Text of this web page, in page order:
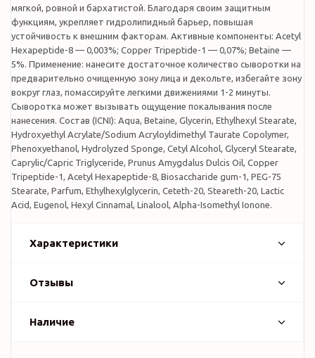
мягкой, ровной и бархатистой. Благодаря своим защитным
функциям, укрепляет гидролипидный барьер, повышая
устойчивость к внешним факторам. Активные компоненты: Acetyl
Hexapeptide-8 — 0,003%; Copper Tripeptide-1 — 0,07%; Betaine —
5%. Применение: нанесите достаточное количество сыворотки на
предварительно очищенную зону лица и декольте, избегайте зону
вокруг глаз, помассируйте легкими движениями 1-2 минуты.
Сыворотка может вызывать ощущение покалывания после
нанесения. Состав (ICNI): Aqua, Betaine, Glycerin, Ethylhexyl Stearate,
Hydroxyethyl Acrylate/Sodium Acryloyldimethyl Taurate Copolymer,
Phenoxyethanol, Hydrolyzed Sponge, Cetyl Alcohol, Glyceryl Stearate,
Caprylic/Capric Triglyceride, Prunus Amygdalus Dulcis Oil, Copper
Tripeptide-1, Acetyl Hexapeptide-8, Biosaccharide gum-1, PEG-75
Stearate, Parfum, Ethylhexylglycerin, Ceteth-20, Steareth-20, Lactic
Acid, Eugenol, Hexyl Cinnamal, Linalool, Alpha-Isomethyl Ionone.
Характеристики
Отзывы
Наличие